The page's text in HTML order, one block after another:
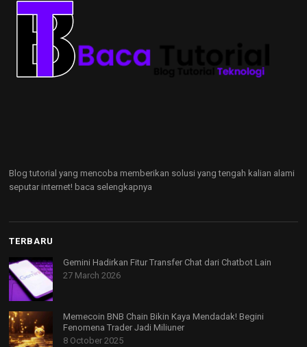
Blog tutorial yang mencoba memberikan solusi yang tengah kalian alami
seputar internet! baca selengkapnya
TERBARU
Gemini Hadirkan Fitur Transfer Chat dari Chatbot Lain
27 March 2026
Memecoin BNB Chain Bikin Kaya Mendadak! Begini
Fenomena Trader Jadi Miliuner
8 October 2025